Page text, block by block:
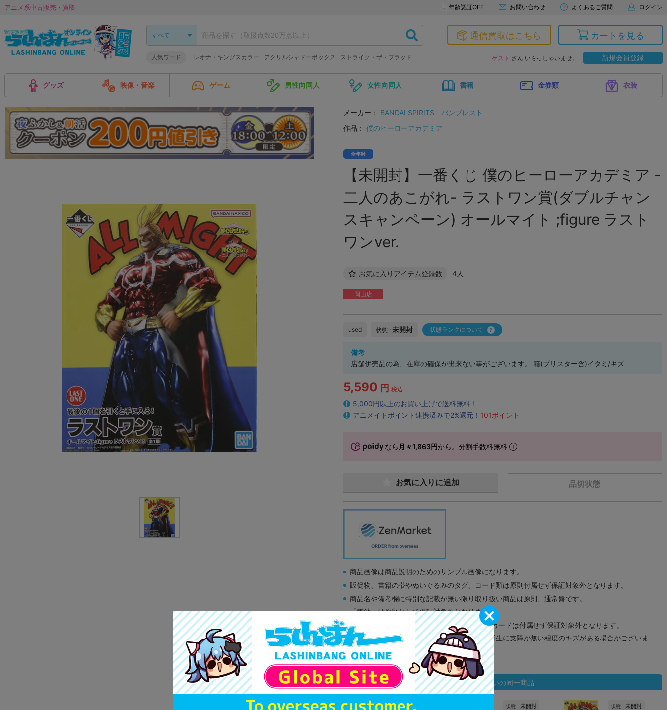
アニメ系中古販売・買取 年齢認証OFF お問い合わせ よくあるご質問 ログイン
人気ワード レオナ・キングスカラー アクリルシャドーボックス ストライク・ザ・ブラッド
通信買取はこちら カートを見る
ゲスト さん いらっしゃいませ。 新規会員登録
グッズ 映像・音楽 ゲーム 男性向同人 女性向同人 書籍 金券類 衣装
メーカー： BANDAI SPIRITS
バンプレスト
作品： 僕のヒーローアカデミア
全年齢
【未開封】一番くじ 僕のヒーローアカデミア -
二人のあこがれ- ラストワン賞(ダブルチャン
スキャンペーン) オールマイト ;figure ラスト
ワンver.
お気に入りアイテム登録数 4人
岡山店
used 状態 : 未開封 状態ランクについて
備考
店舗併売品の為、在庫の確保が出来ない事がございます。 箱(ブリスター含)イタミ/キズ
5,590 円 税込
5,000円以上のお買い上げで送料無料！
アニメイトポイント連携済みで2%還元！ 101ポイント
なら 月々1,863円から。分割手数料無料
品切状態
お気に入りに追加
商品画像は商品説明のためのサンプル画像になります。
販促物、書籍の帯やぬいぐるみのタグ、コード類は原則付属せず保証対象外となります。
商品名や備考欄に特別な記載が無い限り取り扱い商品は原則、通常盤です。
「電池」は原則として保証対象外となります。
ゲーム機本体には、SDカードなどのメモリーカードは付属せず保証対象外となります。
ディスク類の読み取り面のキズに関しまして再生に支障が無い程度のキズがある場合がございま
す。
※詳細につきましてはコチラ
状態違いの同一商品
状態 : A 状態 : 未開封 状態 : 未開封